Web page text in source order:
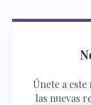
Únete a
las nuevas